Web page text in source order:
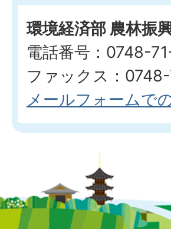
環境経済部 農林振
電話番号：0748-
ファックス：
メールフォームで